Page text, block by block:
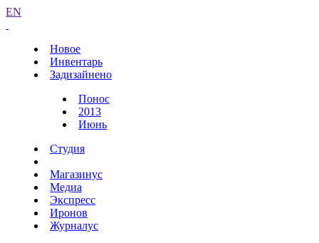
EN
Новое
Инвентарь
Задизайнено
Понос
2013
Июнь
Студия
Магазинус
Медиа
Экспресс
Иронов
Журналус